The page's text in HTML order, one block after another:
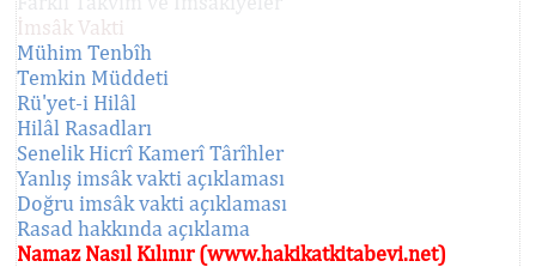
İmsâk Vakti
Mühim Tenbîh
Temkin Müddeti
Rü'yet-i Hilâl
Hilâl Rasadları
Senelik Hicrî Kamerî Târîhler
Yanlış imsâk vakti açıklaması
Doğru imsâk vakti açıklaması
Rasad hakkında açıklama
Namaz Nasıl Kılınır (www.hakikatkitabevi.net)